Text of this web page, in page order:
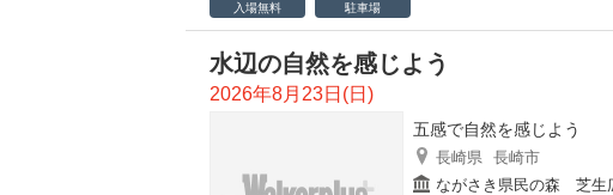
入場無料 駐車場
水辺の自然を感じよう
2026年8月23日(日)
五感で自然を感じよう
長崎県 長崎市
ながさき県民の森 芝生